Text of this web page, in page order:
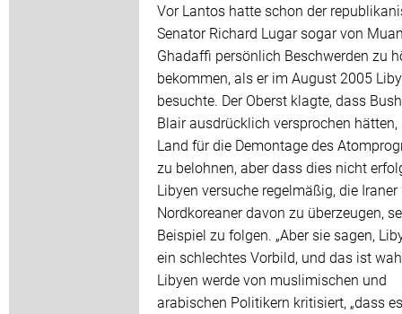
Vor Lantos hatte schon der
Senator Richard Lugar sogar von
Ghadaffi persönlich Beschwerden zu
bekommen, als er im August 2005
besuchte. Der Oberst klagte, dass
Blair ausdrücklich versprochen hätten,
Land für die Demontage des
zu belohnen, aber dass dies nicht
Libyen versuche regelmäßig, die Iraner
Nordkoreaner davon zu überzeugen,
Beispiel zu folgen. „Aber sie sagen,
ein schlechtes Vorbild, und das ist
Libyen werde von muslimischen und
arabischen Politikern kritisiert, „dass